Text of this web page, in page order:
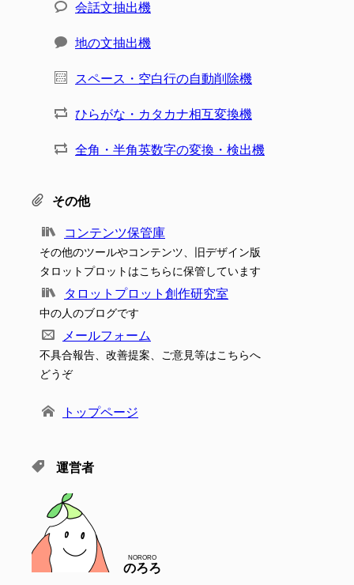
会話文抽出機
地の文抽出機
スペース・空白行の自動削除機
ひらがな・カタカナ相互変換機
全角・半角英数字の変換・検出機
その他
コンテンツ保管庫
その他のツールやコンテンツ、旧デザイン版
タロットプロットはこちらに保管しています
タロットプロット創作研究室
中の人のブログです
メールフォーム
不具合報告、改善提案、ご意見等はこちらへ
どうぞ
トップページ
運営者
のろろ
NORORO